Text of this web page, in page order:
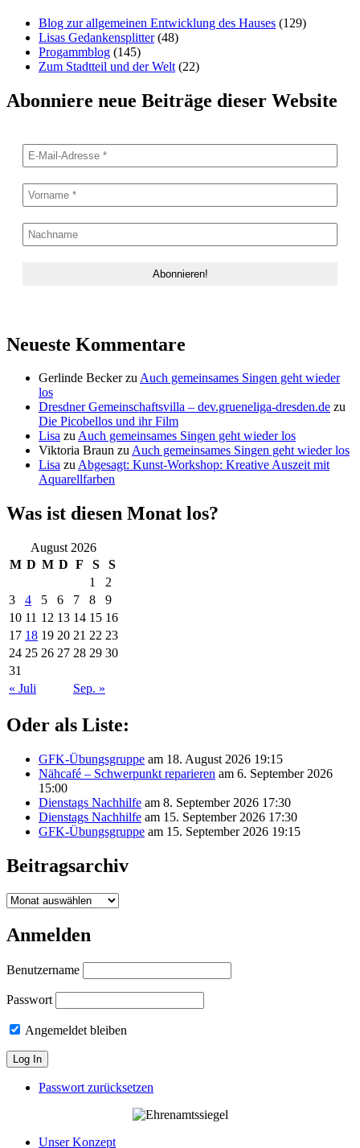
Blog zur allgemeinen Entwicklung des Hauses (129)
Lisas Gedankensplitter(48)
Progammblog (145)
Zum Stadtteil und der Welt (22)
Abonniere neue Beiträge dieser Website
Neueste Kommentare
Gerlinde BeckerzuAuch gemeinsames Singen geht wieder
los
Dresdner Gemeinschaftsvilla – dev.grueneliga-dresden.de zu
Die Picobellos und ihr Film
Lisa zuAuch gemeinsames Singen geht wieder los
Viktoria Braun zuAuch gemeinsames Singen geht wieder los
Lisa zuAbgesagt: Kunst-Workshop: Kreative Auszeit mit
Aquarellfarben
Was ist diesen Monat los?
August 2026
M D M D F S
S
1
2
3
4 5 6 7 8
9
10 11 12 13 14 15 16
17 18 19 20 21 22 23
24 25 26 27 28 29 30
31
« Juli
Sep. »
Oder als Liste:
GFK-Übungsgruppe am 18. August 2026 19:15
Nähcafé – Schwerpunkt reparieren am 6. September 2026
15:00
Dienstags Nachhilfe am 8. September 2026 17:30
Dienstags Nachhilfe am 15. September 2026 17:30
GFK-Übungsgruppe am 15. September 2026 19:15
Beitragsarchiv
Beitragsarchiv
Anmelden
Benutzername
Passwort
Angemeldet bleiben
Passwort zurücksetzen
Unser Konzept